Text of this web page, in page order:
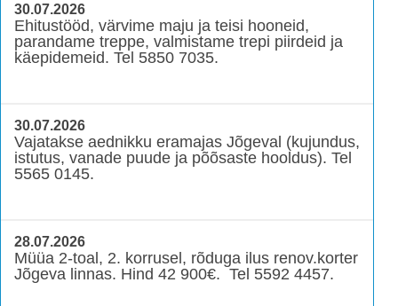
30.07.2026
Ehitustööd, värvime maju ja teisi hooneid,
parandame treppe, valmistame trepi piirdeid ja
käepidemeid. Tel 5850 7035.
30.07.2026
Vajatakse aednikku eramajas Jõgeval (kujundus,
istutus, vanade puude ja põõsaste hooldus). Tel
5565 0145.
28.07.2026
Müüa 2-toal, 2. korrusel, rõduga ilus renov.korter
Jõgeva linnas. Hind 42 900€. Tel 5592 4457.